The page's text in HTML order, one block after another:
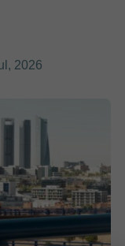
2026